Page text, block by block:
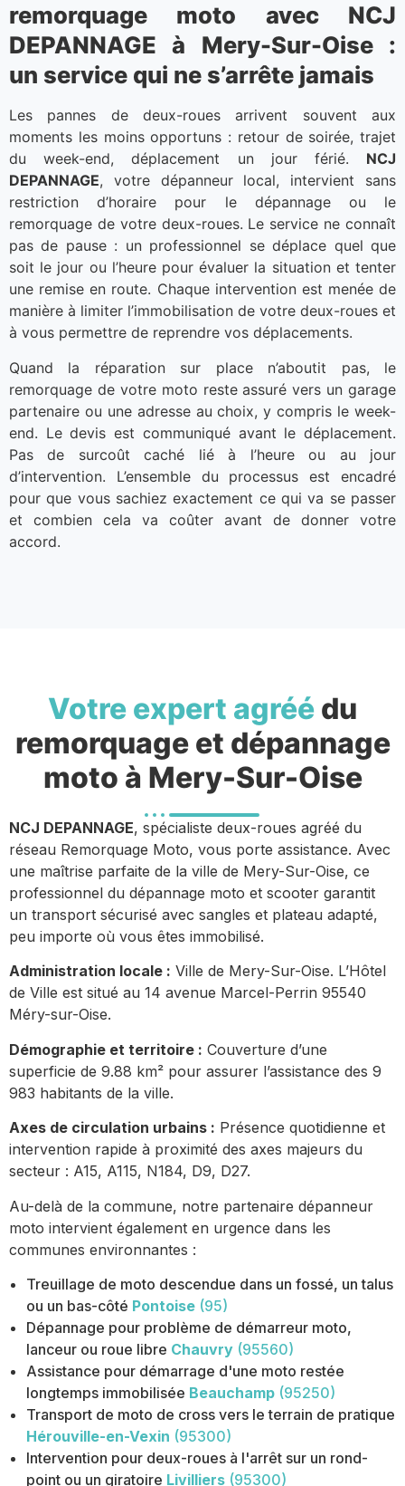
remorquage moto avec NCJ
DEPANNAGE à Mery-Sur-Oise :
un service qui ne s’arrête jamais
Les pannes de deux-roues arrivent souvent aux
moments les moins opportuns : retour de soirée, trajet
du week-end, déplacement un jour férié. NCJ
DEPANNAGE, votre dépanneur local, intervient sans
restriction d’horaire pour le dépannage ou le
remorquage de votre deux-roues. Le service ne connaît
pas de pause : un professionnel se déplace quel que
soit le jour ou l’heure pour évaluer la situation et tenter
une remise en route. Chaque intervention est menée de
manière à limiter l’immobilisation de votre deux-roues et
à vous permettre de reprendre vos déplacements.
Quand la réparation sur place n’aboutit pas, le
remorquage de votre moto reste assuré vers un garage
partenaire ou une adresse au choix, y compris le week-
end. Le devis est communiqué avant le déplacement.
Pas de surcoût caché lié à l’heure ou au jour
d’intervention. L’ensemble du processus est encadré
pour que vous sachiez exactement ce qui va se passer
et combien cela va coûter avant de donner votre
accord.
Votre expert agréé du
remorquage et dépannage
moto à Mery-Sur-Oise
NCJ DEPANNAGE, spécialiste deux-roues agréé du
réseau Remorquage Moto, vous porte assistance. Avec
une maîtrise parfaite de la ville de Mery-Sur-Oise, ce
professionnel du dépannage moto et scooter garantit
un transport sécurisé avec sangles et plateau adapté,
peu importe où vous êtes immobilisé.
Administration locale : Ville de Mery-Sur-Oise. L’Hôtel
de Ville est situé au 14 avenue Marcel-Perrin 95540
Méry-sur-Oise.
Démographie et territoire : Couverture d’une
superficie de 9.88 km² pour assurer l’assistance des 9
983 habitants de la ville.
Axes de circulation urbains : Présence quotidienne et
intervention rapide à proximité des axes majeurs du
secteur : A15, A115, N184, D9, D27.
Au-delà de la commune, notre partenaire dépanneur
moto intervient également en urgence dans les
communes environnantes :
Treuillage de moto descendue dans un fossé, un talus
ou un bas-côté Pontoise (95)
Dépannage pour problème de démarreur moto,
lanceur ou roue libre Chauvry (95560)
Assistance pour démarrage d'une moto restée
longtemps immobilisée Beauchamp (95250)
Transport de moto de cross vers le terrain de pratique
Hérouville-en-Vexin (95300)
Intervention pour deux-roues à l'arrêt sur un rond-
point ou un giratoire Livilliers (95300)